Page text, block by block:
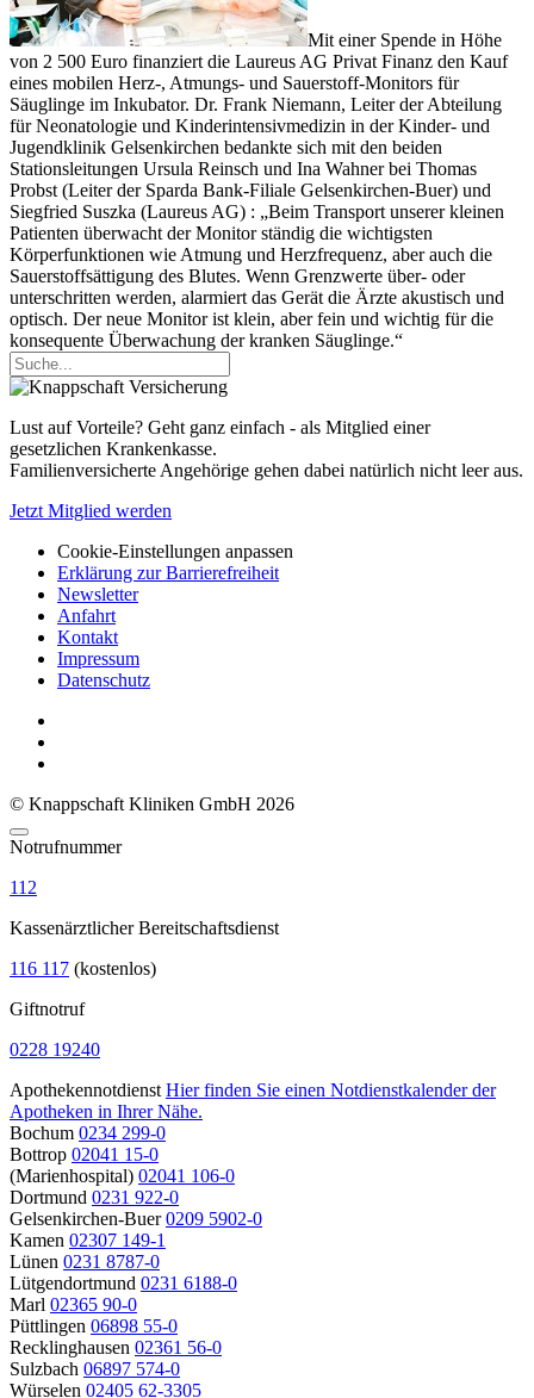
Mit einer Spende in Höhe
von 2 500 Euro finanziert die Laureus AG Privat Finanz den Kauf
eines mobilen Herz-, Atmungs- und Sauerstoff-Monitors für
Säuglinge im Inkubator. Dr. Frank Niemann, Leiter der Abteilung
für Neonatologie und Kinderintensivmedizin in der Kinder- und
Jugendklinik Gelsenkirchen bedankte sich mit den beiden
Stationsleitungen Ursula Reinsch und Ina Wahner bei Thomas
Probst (Leiter der Sparda Bank-Filiale Gelsenkirchen-Buer) und
Siegfried Suszka (Laureus AG) : „Beim Transport unserer kleinen
Patienten überwacht der Monitor ständig die wichtigsten
Körperfunktionen wie Atmung und Herzfrequenz, aber auch die
Sauerstoffsättigung des Blutes. Wenn Grenzwerte über- oder
unterschritten werden, alarmiert das Gerät die Ärzte akustisch und
optisch. Der neue Monitor ist klein, aber fein und wichtig für die
konsequente Überwachung der kranken Säuglinge.“
Lust auf Vorteile? Geht ganz einfach - als Mitglied einer
gesetzlichen Krankenkasse.
Familienversicherte Angehörige gehen dabei natürlich nicht leer aus.
Jetzt Mitglied werden
Cookie-Einstellungen anpassen
Erklärung zur Barrierefreiheit
Newsletter
Anfahrt
Kontakt
Impressum
Datenschutz
© Knappschaft Kliniken GmbH 2026
Notrufnummer
112
Kassenärztlicher Bereitschaftsdienst
116 117 (kostenlos)
Giftnotruf
0228 19240
Apothekennotdienst Hier finden Sie einen Notdienstkalender der
Apotheken in Ihrer Nähe.
Bochum 0234 299-0
Bottrop 02041 15-0
(Marienhospital) 02041 106-0
Dortmund 0231 922-0
Gelsenkirchen-Buer 0209 5902-0
Kamen 02307 149-1
Lünen 0231 8787-0
Lütgendortmund 0231 6188-0
Marl 02365 90-0
Püttlingen 06898 55-0
Recklinghausen 02361 56-0
Sulzbach 06897 574-0
Würselen 02405 62-3305